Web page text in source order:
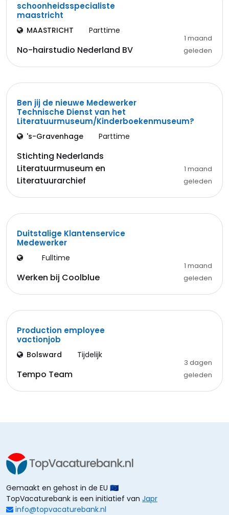
schoonheidsspecialiste
maastricht
MAASTRICHT Parttime
No-hairstudio Nederland BV
1 maand
geleden
Ben jij de nieuwe Medewerker
Technische Dienst van het
Literatuurmuseum/Kinderboekenmuseum?
's-Gravenhage Parttime
Stichting Nederlands
Literatuurmuseum en
Literatuurarchief
1 maand
geleden
Duitstalige Klantenservice
Medewerker
Fulltime
Werken bij Coolblue
1 maand
geleden
Production employee
vactionjob
Bolsward Tijdelijk
Tempo Team
3 dagen
geleden
Gemaakt en gehost in de EU 🇪🇺
TopVacaturebank is een initiatief van Japr
info@topvacaturebank.nl